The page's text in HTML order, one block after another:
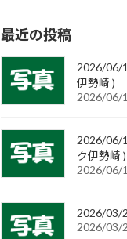
最近の投稿
2026/06/
伊勢崎 )
2026/06/
2026/06/
ク伊勢崎 )
2026/06/
2026/03/
2026/03/